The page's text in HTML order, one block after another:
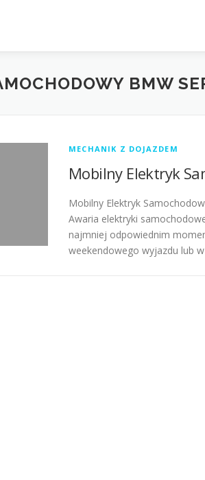
BMW
MECHANIK Z DOJAZDEM
Mobilny Elektryk
Mobilny Elektryk
Awaria elektryki
najmniej odpowiednim
weekendowego wyjazdu lub